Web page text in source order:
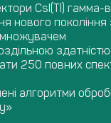
CsI(Tl) гамма-
нового покоління
здатністю
250 повних
алгоритми